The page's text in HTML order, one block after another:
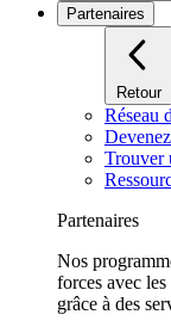
Partenaires
Retour
Réseau
Trouver
Partenaires
Nos
forces avec
grâce à des